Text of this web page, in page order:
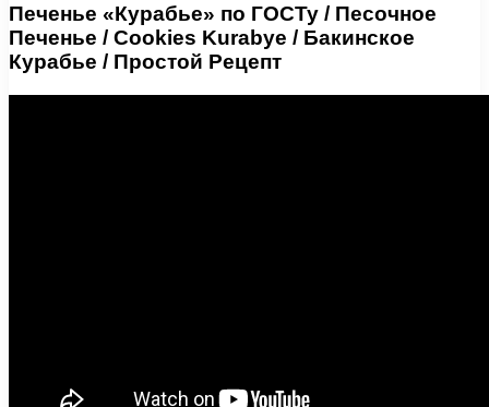
Печенье «Курабье» по ГОСТу / Песочное
Печенье / Cookies Kurabye / Бакинское
Курабье / Простой Рецепт